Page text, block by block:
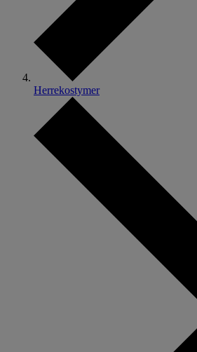
Herrekostymer